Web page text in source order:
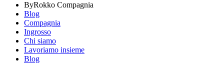
ByRokko Compagnia
Blog
Compagnia
Ingrosso
Chi siamo
Lavoriamo insieme
Blog